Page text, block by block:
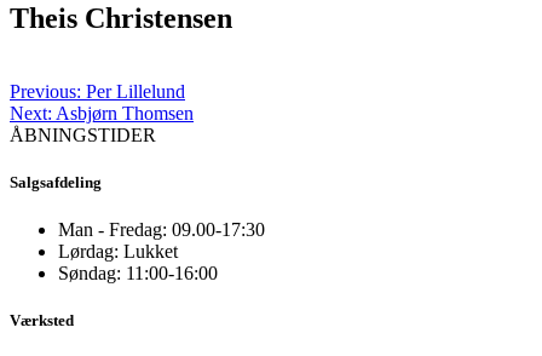
Theis Christensen
Indlægsnavigation
Previous: Per Lillelund
Next: Asbjørn Thomsen
ÅBNINGSTIDER
Salgsafdeling
Man - Fredag: 09.00-17:30
Lørdag: Lukket
Søndag: 11:00-16:00
Værksted